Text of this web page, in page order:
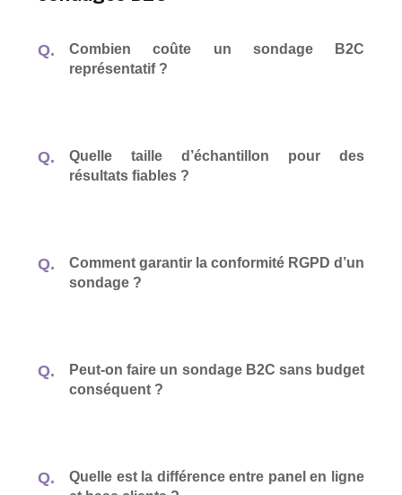
Combien coûte un sondage B2C
représentatif ?
Quelle taille d’échantillon pour des
résultats fiables ?
Comment garantir la conformité RGPD d’un
sondage ?
Peut-on faire un sondage B2C sans budget
conséquent ?
Quelle est la différence entre panel en ligne